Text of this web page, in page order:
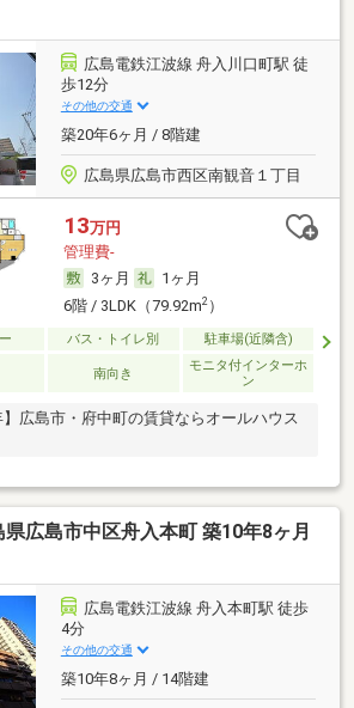
広島電鉄江波線 舟入川口町駅 徒
歩12分
その他の交通
築20年6ヶ月 / 8階建
広島県広島市西区南観音１丁目
13万円
管理費-
3ヶ月
1ヶ月
6階 / 3LDK（79.92m2）
バス・トイレ別 駐車場(近隣含)
南向き
モニタ付インターホ
ン
】広島市・府中町の賃貸ならオールハウス
県広島市中区舟入本町 築10年8ヶ月
広島電鉄江波線 舟入本町駅 徒歩
4分
その他の交通
築10年8ヶ月 / 14階建